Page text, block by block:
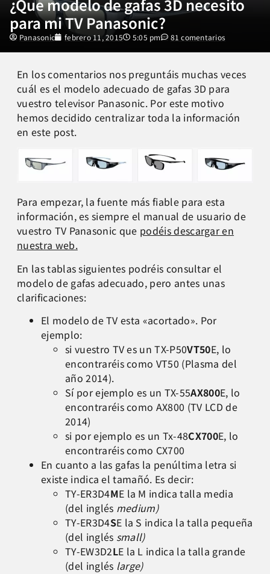
¿Que modelo de gafas 3D necesito
para mi TV Panasonic?
Panasonic febrero 11, 2015 5:05 pm 81 comentarios
En los comentarios nos preguntáis muchas veces
cuál es el modelo adecuado de gafas 3D para
vuestro televisor Panasonic. Por este motivo
hemos decidido centralizar toda la información
en este post.
Para empezar, la fuente más fiable para esta
información, es siempre el manual de usuario de
vuestro TV Panasonic que podéis descargar en
nuestra web.
En las tablas siguientes podréis consultar el
modelo de gafas adecuado, pero antes unas
clarificaciones:
El modelo de TV esta «acortado». Por
ejemplo:
si vuestro TV es un TX-P50VT50E, lo
encontraréis como VT50 (Plasma del
año 2014).
Sí por ejemplo es un TX-55AX800E, lo
encontraréis como AX800 (TV LCD de
2014)
si por ejemplo es un Tx-48CX700E, lo
encontraréis como CX700
En cuanto a las gafas la penúltima letra si
existe indica el tamañó. Es decir:
TY-ER3D4ME la M indica talla media
(del inglés medium)
TY-ER3D4SE la S indica la talla pequeña
(del inglés small)
TY-EW3D2LE la L indica la talla grande
(del inglés large)